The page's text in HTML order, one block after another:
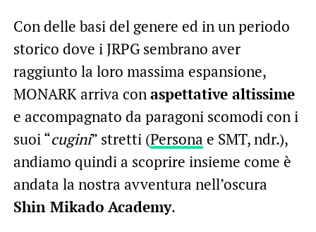
Con delle basi del genere ed in un periodo
storico dove i JRPG sembrano aver
raggiunto la loro massima espansione,
MONARK arriva conaspettative altissime
e accompagnato da paragoni scomodi con i
suoi “cugini” stretti (Persona e SMT, ndr.),
andiamo quindi a scoprire insieme come è
andata la nostra avventura nell’oscura
Shin Mikado Academy.